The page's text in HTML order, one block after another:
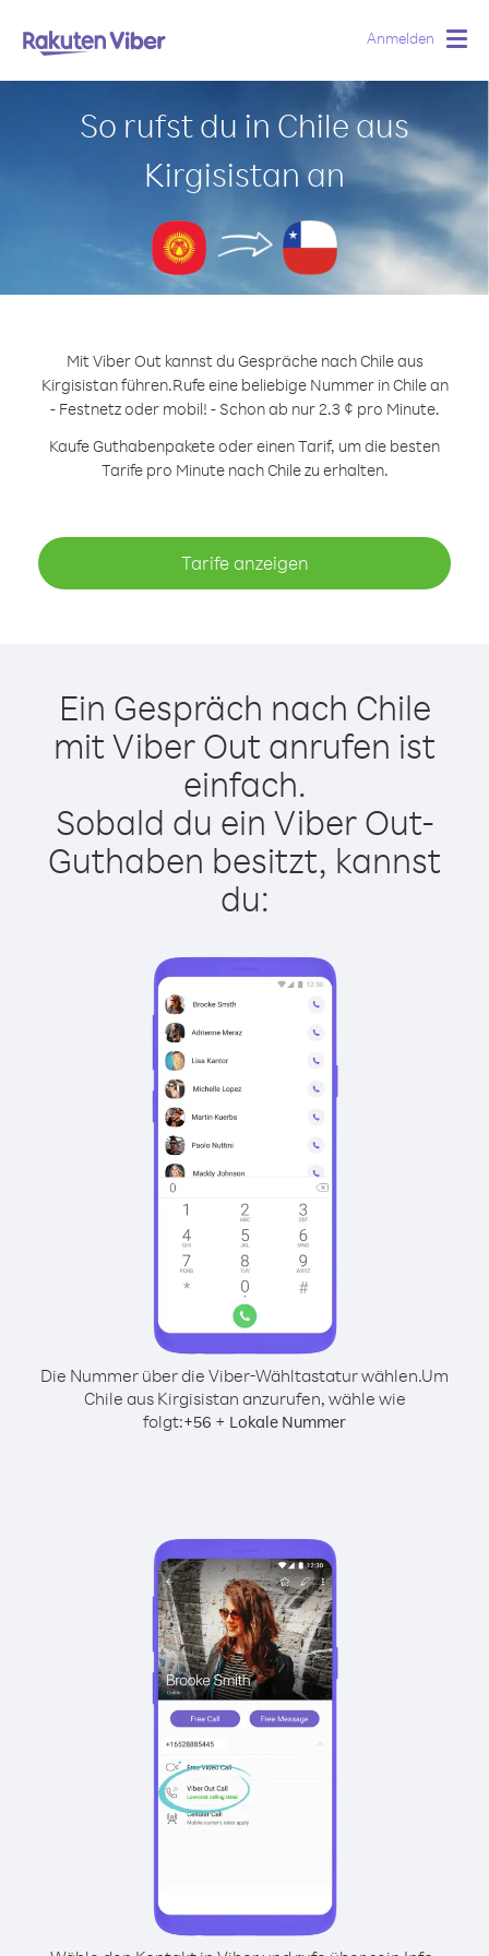
Anmelden
So rufst du in Chile aus
Kirgisistan an
Mit Viber Out kannst du Gespräche nach Chile aus
Kirgisistan führen.Rufe eine beliebige Nummer in Chile an
- Festnetz oder mobil! - Schon ab nur 2.3 ¢ pro Minute.
Kaufe Guthabenpakete oder einen Tarif, um die besten
Tarife pro Minute nach Chile zu erhalten.
Tarife anzeigen
Ein Gespräch nach Chile
mit Viber Out anrufen ist
einfach.
Sobald du ein Viber Out-
Guthaben besitzt, kannst
du:
Die Nummer über die Viber-Wähltastatur wählen.Um
Chile aus Kirgisistan anzurufen, wähle wie
folgt:+56 + Lokale Nummer